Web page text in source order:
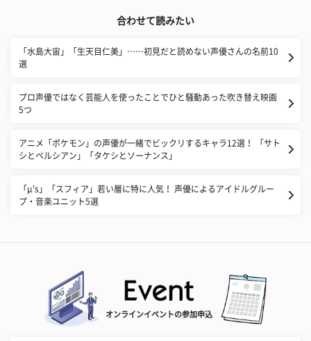
合わせて読みたい
「水島大宙」「生天目仁美」……初見だと読めない声優さんの名前10
選
プロ声優ではなく芸能人を使ったことでひと騒動あった吹き替え映画
5つ
アニメ「ポケモン」の声優が一緒でビックリするキャラ12選！ 「サト
シとペルシアン」「タケシとソーナンス」
「μ's」「スフィア」若い層に特に人気！ 声優によるアイドルグルー
プ・音楽ユニット5選
オンラインイベントの参加申込